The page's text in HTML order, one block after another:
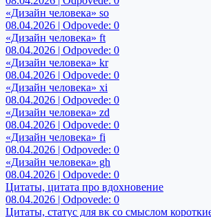
«Дизайн человека» so
08.04.2026 | Odpovede: 0
«Дизайн человека» ft
08.04.2026 | Odpovede: 0
«Дизайн человека» kr
08.04.2026 | Odpovede: 0
«Дизайн человека» xi
08.04.2026 | Odpovede: 0
«Дизайн человека» zd
08.04.2026 | Odpovede: 0
«Дизайн человека» fi
08.04.2026 | Odpovede: 0
«Дизайн человека» gh
08.04.2026 | Odpovede: 0
Цитаты, цитата про вдохновение
08.04.2026 | Odpovede: 0
Цитаты, статус для вк со смыслом